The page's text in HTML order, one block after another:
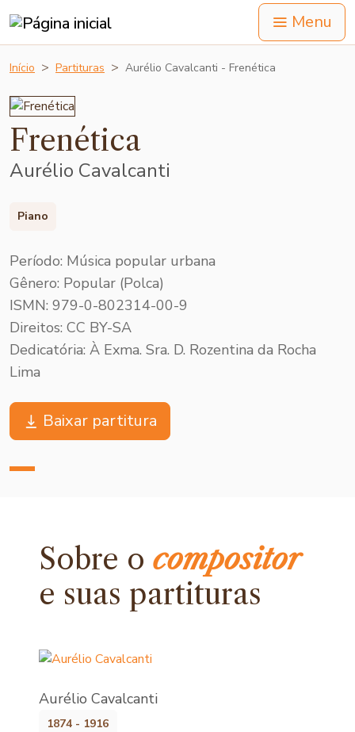
Menu
Início Partituras Aurélio Cavalcanti - Frenética
Frenética
Aurélio Cavalcanti
Piano
Período: Música popular urbana
Gênero: Popular (Polca)
ISMN: 979-0-802314-00-9
Direitos: CC BY-SA
Dedicatória: À Exma. Sra. D. Rozentina da Rocha
Lima
Baixar partitura
Sobre ocompositor
e suas partituras
Aurélio Cavalcanti
1874 - 1916